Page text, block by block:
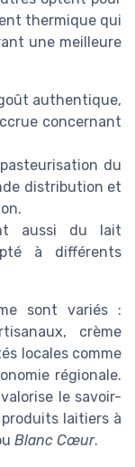
thermique qui
une meilleure
authentique,
concernant
du
distribution et
aussi du lait
à différents
sont variés :
crème
locales comme
régionale.
le savoir-
laitiers à
Blanc Cœur.